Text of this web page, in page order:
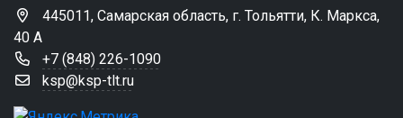
445011, Самарская область, г. Тольятти, К. Маркса,
40 А
+7 (848) 226-1090
ksp@ksp-tlt.ru